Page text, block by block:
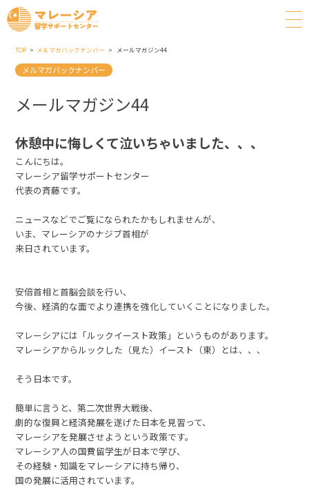
TOP メルマガバックナンバー メールマガジン44
メルマガバックナンバー
メールマガジン44
休憩中に悔しくて泣いちゃいました、、、
こんにちは。
マレーシア留学サポートセンター
代表の斉藤です。
ニュースなどでご覧になられたかもしれませんが、
いま、マレーシアのナジブ首相が
来日されています。
安倍首相と首脳会談を行い、
今後、経済的な面でより連携を強化していくことになりました。
マレーシアには「ルックイースト政策」というものがあります。
マレーシアからルックした（見た）イースト（東）とは、、、
そう日本です。
簡単に言うと、第二次世界大戦後、
劇的な復興と経済発展を遂げた日本を見習って、
マレーシアを発展させようという政策です。
マレーシア人の国費留学生が日本で学び、
その経験・知識をマレーシアに持ち帰り、
国の発展に活用されています。